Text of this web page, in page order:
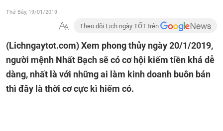
Thứ Bảy, 19/01/2019
Theo dõi Lịch ngày TỐT trên
(Lichngaytot.com)Xem phong thủy ngày 20/1/2019,
người mệnh Nhất Bạch sẽ có cơ hội kiếm tiền khá dễ
dàng, nhất là với những ai làm kinh doanh buôn bán
thì đây là thời cơ cực kì hiếm có.